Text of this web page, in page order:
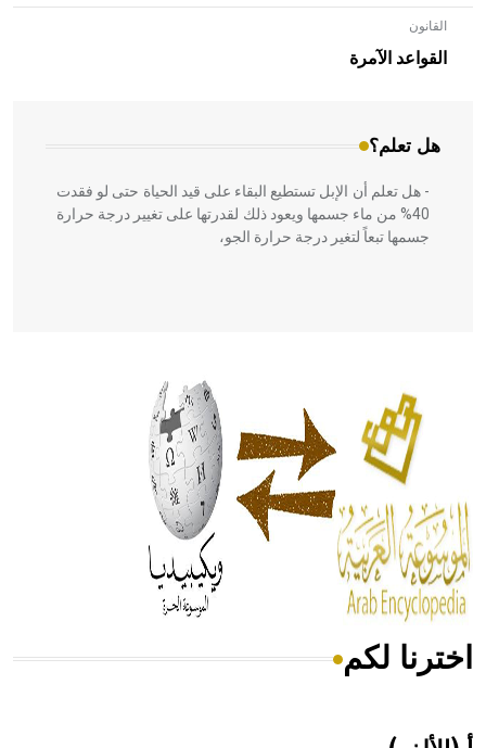
القانون
القواعد الآمرة
هل تعلم؟
- هل تعلم أن الأبلق نوع من الفنون الهندسية التي ارتبطت
بالعمارة الإسلامية في بلاد الشام ومصر خاصة، حيث يحرص
المعمار على بناء مداميكه وخاصة في الواجهات
- هل تعلم أن الإبل تستطيع البقاء على قيد الحياة حتى لو فقدت
40% من ماء جسمها ويعود ذلك لقدرتها على تغيير درجة حرارة
جسمها تبعاً لتغير درجة حرارة الجو،
الحكم، الأدلة، تنظيم التغذية، ورسالته في جروح الرأس. ويعود
له الفضل بأنه حرر الطب من الدين والفلسفة.
- هل تعلم أن المرجان إفراز حيواني يتكون في البحر ويتركب
من مادة كربونات الكلسيوم، وهو أحمر أو شديد الحمرة وهو
أجود أنواعه، ويمتاز بكبر الحجم ويسمى الش
هل تعلم أن الأبسيد كلمة فرنسية اللفظ تم اعتمادها مصطلحاً
اخترنا لكم